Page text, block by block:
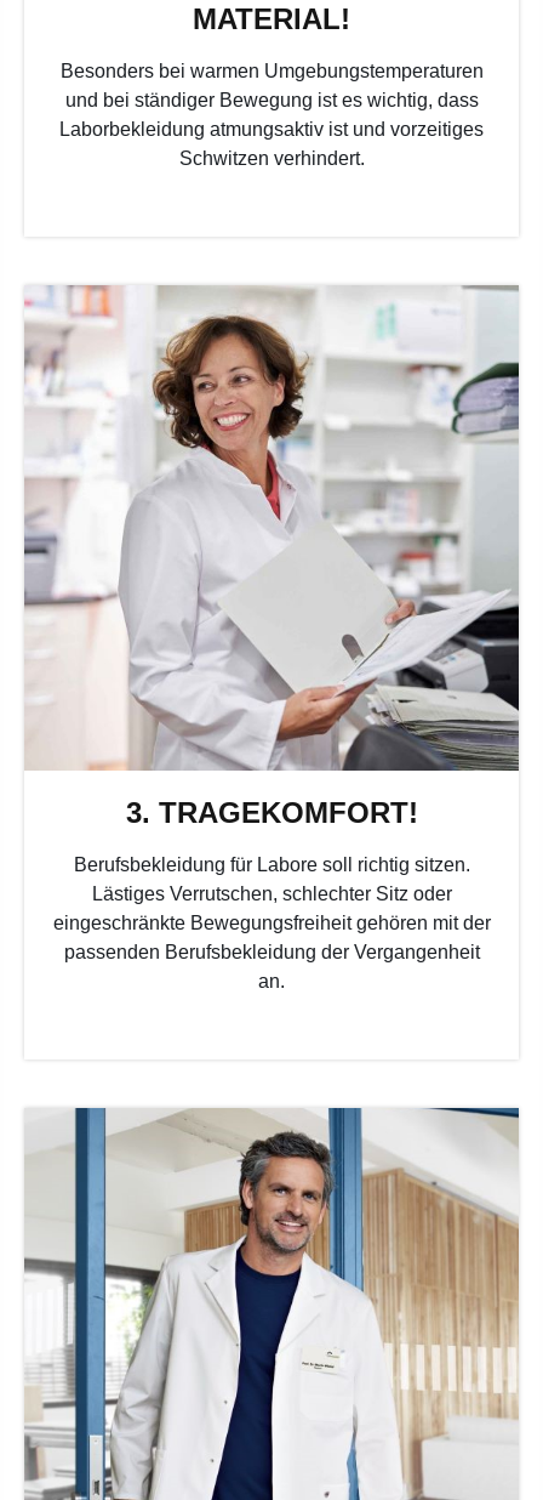
MATERIAL!
Besonders bei warmen Umgebungstemperaturen
und bei ständiger Bewegung ist es wichtig, dass
Laborbekleidung atmungsaktiv ist und vorzeitiges
Schwitzen verhindert.
3. TRAGEKOMFORT!
Berufsbekleidung für Labore soll richtig sitzen.
Lästiges Verrutschen, schlechter Sitz oder
eingeschränkte Bewegungsfreiheit gehören mit der
passenden Berufsbekleidung der Vergangenheit
an.